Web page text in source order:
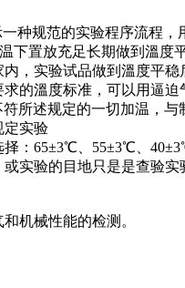
种规范的实验程序流程
置放充足长期做到溫
，实验试品做到溫度平
的溫度标准，可以用逼
所述规定的一切加温，与
：65±3℃、55±3℃、
实验的目地只是是查验
机械性能的检测。